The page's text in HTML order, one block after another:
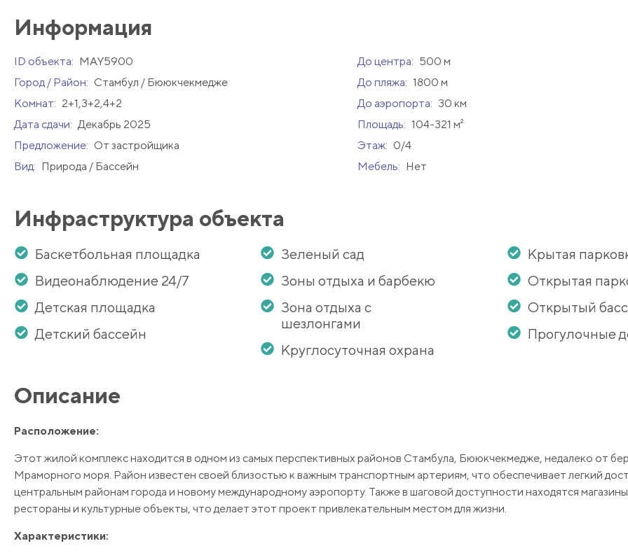
Информация
ID объекта: MAY5900 До центра: 500 м
Город / Район: Стамбул / Бююкчекмедже До пляжа: 1800 м
Комнат: 2+1,3+2,4+2 До аэропорта: 30 км
Дата сдачи: Декабрь 2025 Площадь: 104-321 м²
Предложение: От застройщика Этаж: 0/4
Вид: Природа / Бассейн Мебель: Нет
Инфраструктура объекта
Баскетбольная площадка
Видеонаблюдение 24/7
Детская площадка
Детский бассейн
Зеленый сад
Зоны отдыха и барбекю
Зона отдыха с
шезлонгами
Круглосуточная охрана
Крытая
Открытая
Открытый
Прогулочные
Описание
Расположение:
Этот жилой комплекс находится в одном из самых перспективных районов Стамбула, Бююкчекмедже, недалеко от
Мраморного моря. Район известен своей близостью к важным транспортным артериям, что обеспечивает легкий
центральным районам города и новому международному аэропорту. Также в шаговой доступности находятся
рестораны и культурные объекты, что делает этот проект привлекательным местом для жизни.
Характеристики: